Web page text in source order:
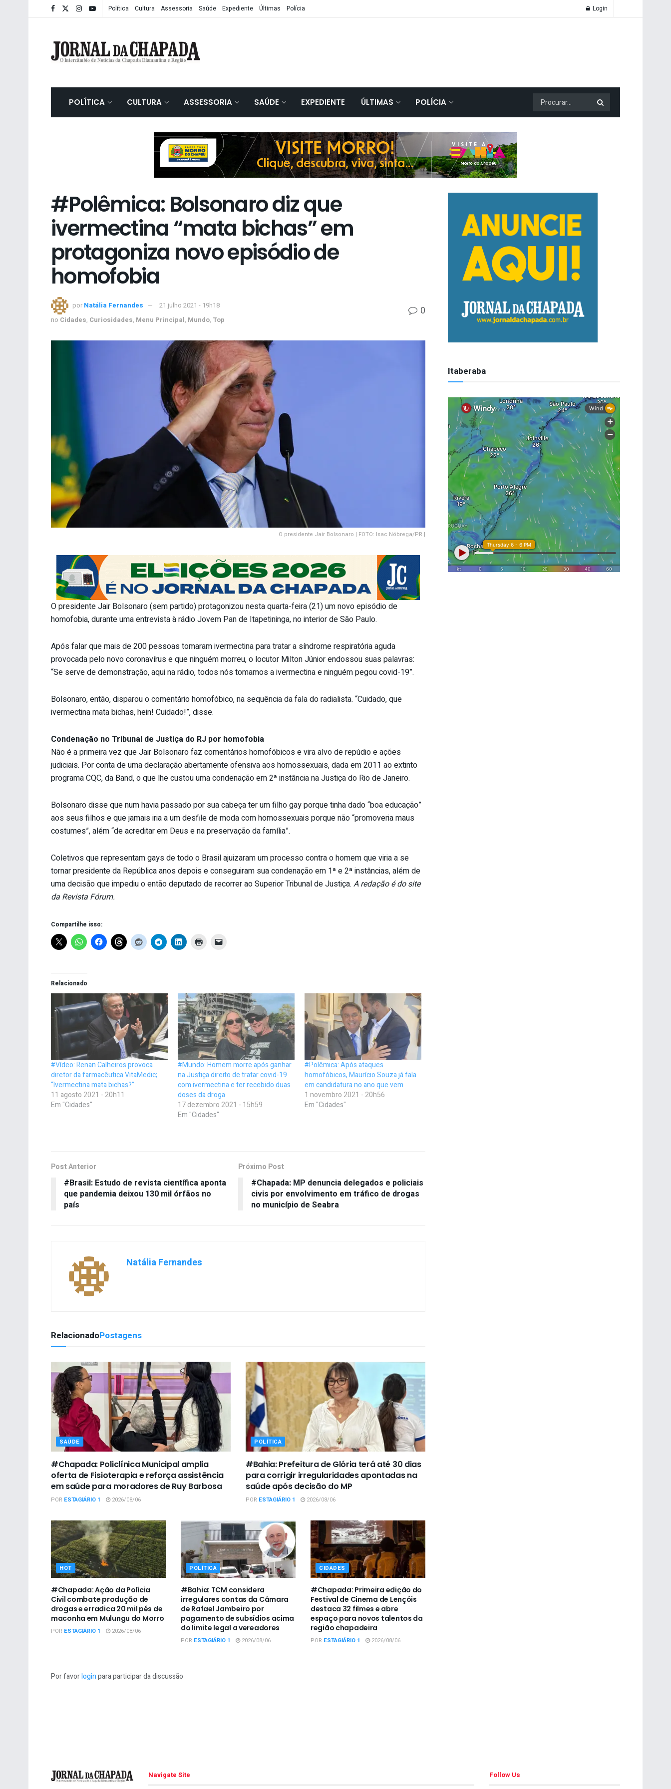
Política Cultura Assessoria Saúde Expediente Últimas Polícia Login
POLÍTICA CULTURA ASSESSORIA SAÚDE EXPEDIENTE ÚLTIMAS POLÍCIA
#Polêmica: Bolsonaro diz que
ivermectina “mata bichas” em
protagoniza novo episódio de
homofobia
por Natália Fernandes
21 julho 2021 - 19h18
no Cidades, Curiosidades, Menu Principal, Mundo, Top
0
O presidente Jair Bolsonaro | FOTO: Isac Nóbrega/PR |
O presidente Jair Bolsonaro (sem partido) protagonizou nesta quarta-feira (21) um novo episódio de
homofobia, durante uma entrevista à rádio Jovem Pan de Itapetininga, no interior de São Paulo.
Após falar que mais de 200 pessoas tomaram ivermectina para tratar a síndrome respiratória aguda
provocada pelo novo coronavírus e que ninguém morreu, o locutor Milton Júnior endossou suas palavras:
“Se serve de demonstração, aqui na rádio, todos nós tomamos a ivermectina e ninguém pegou covid-19”.
Bolsonaro, então, disparou o comentário homofóbico, na sequência da fala do radialista. “Cuidado, que
ivermectina mata bichas, hein! Cuidado!”, disse.
Condenação no Tribunal de Justiça do RJ por homofobia
Não é a primeira vez que Jair Bolsonaro faz comentários homofóbicos e vira alvo de repúdio e ações
judiciais. Por conta de uma declaração abertamente ofensiva aos homossexuais, dada em 2011 ao extinto
programa CQC, da Band, o que lhe custou uma condenação em 2ª instância na Justiça do Rio de Janeiro.
Bolsonaro disse que num havia passado por sua cabeça ter um filho gay porque tinha dado “boa educação”
aos seus filhos e que jamais iria a um desfile de moda com homossexuais porque não “promoveria maus
costumes”, além “de acreditar em Deus e na preservação da família”.
Coletivos que representam gays de todo o Brasil ajuizaram um processo contra o homem que viria a se
tornar presidente da República anos depois e conseguiram sua condenação em 1ª e 2ª instâncias, além de
uma decisão que impediu o então deputado de recorrer ao Superior Tribunal de Justiça. A redação é do site
da Revista Fórum.
Compartilhe isso:
Relacionado
#Vídeo: Renan Calheiros provoca
diretor da farmacêutica VitaMedic;
“Ivermectina mata bichas?”
11 agosto 2021 - 20h11
Em "Cidades"
#Mundo: Homem morre após ganhar
na Justiça direito de tratar covid-19
com ivermectina e ter recebido duas
doses da droga
17 dezembro 2021 - 15h59
Em "Cidades"
#Polêmica: Após ataques
homofóbicos, Maurício Souza já fala
em candidatura no ano que vem
1 novembro 2021 - 20h56
Em "Cidades"
Post Anterior
#Brasil: Estudo de revista científica aponta
que pandemia deixou 130 mil órfãos no
país
Próximo Post
#Chapada: MP denuncia delegados e policiais
civis por envolvimento em tráfico de drogas
no município de Seabra
Natália Fernandes
RelacionadoPostagens
SAÚDE
#Chapada: Policlínica Municipal amplia
oferta de Fisioterapia e reforça assistência
em saúde para moradores de Ruy Barbosa
POR ESTAGIÁRIO 1 2026/08/06
POLÍTICA
#Bahia: Prefeitura de Glória terá até 30 dias
para corrigir irregularidades apontadas na
saúde após decisão do MP
POR ESTAGIÁRIO 1 2026/08/06
HOT
#Chapada: Ação da Polícia
Civil combate produção de
drogas e erradica 20 mil pés de
maconha em Mulungu do Morro
POR ESTAGIÁRIO 1 2026/08/06
POLÍTICA
#Bahia: TCM considera
irregulares contas da Câmara
de Rafael Jambeiro por
pagamento de subsídios acima
do limite legal a vereadores
POR ESTAGIÁRIO 1 2026/08/06
CIDADES
#Chapada: Primeira edição do
Festival de Cinema de Lençóis
destaca 32 filmes e abre
espaço para novos talentos da
região chapadeira
POR ESTAGIÁRIO 1 2026/08/06
Por favorloginpara participar da discussão
Itaberaba
Navigate Site Follow Us